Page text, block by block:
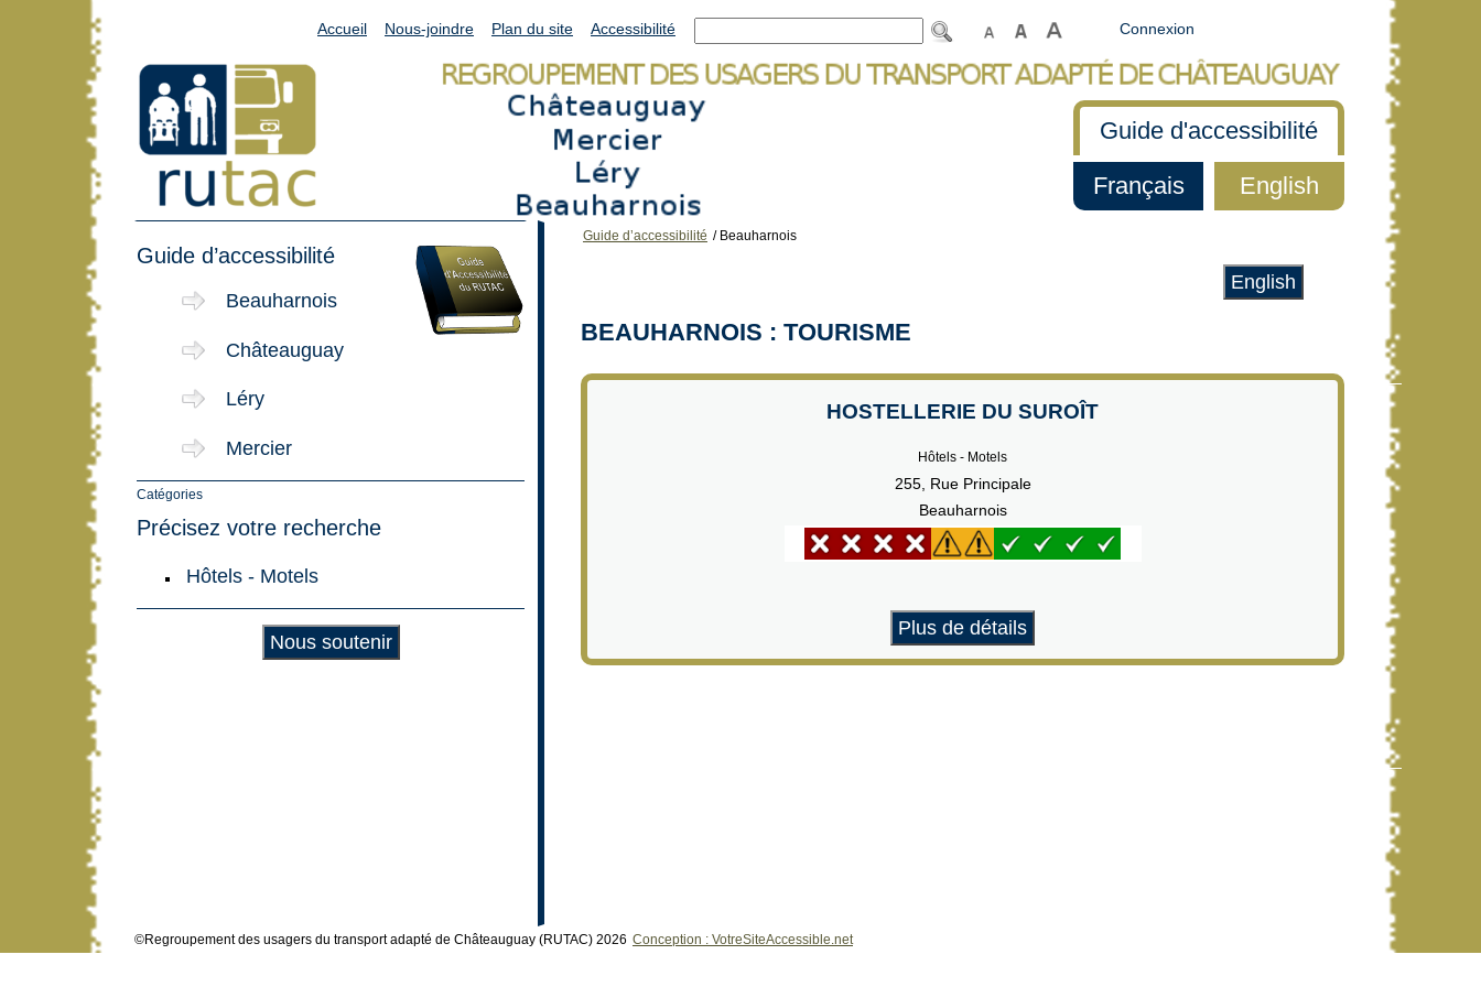
Accueil Nous-joindre Plan du site Accessibilité Connexion
Guide d'accessibilité
Français
English
Guide d’accessibilité
Beauharnois
Châteauguay
Léry
Mercier
Catégories
Précisez votre recherche
Hôtels - Motels
Nous soutenir
Guide d’accessibilité / Beauharnois
English
BEAUHARNOIS : TOURISME
HOSTELLERIE DU SUROÎT
Hôtels - Motels
255, Rue Principale
Beauharnois
Plus de détails
©Regroupement des usagers du transport adapté de Châteauguay (RUTAC) 2026 Conception : VotreSiteAccessible.net